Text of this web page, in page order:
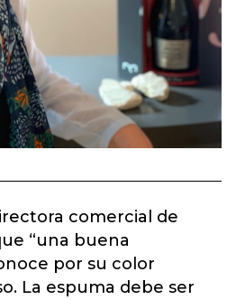
comercial de
“una buena
por su color
La espuma debe ser